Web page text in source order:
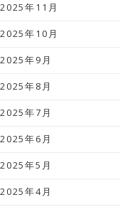
2025年11月
2025年10月
2025年9月
2025年8月
2025年7月
2025年6月
2025年5月
2025年4月